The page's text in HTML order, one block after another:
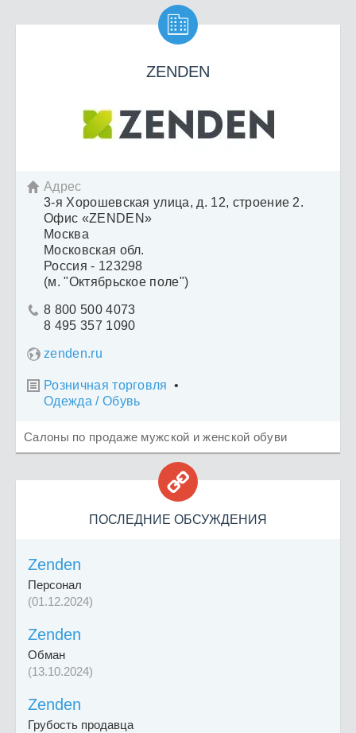

ZENDEN
 Адрес
3-я Хорошевская улица, д. 12, строение 2.
Офис «ZENDEN»
Москва
Московская обл.
Россия - 123298
(м. "Октябрьское поле")
 8 800 500 4073
8 495 357 1090
zenden.ru
 Розничная торговля •
Одежда / Обувь
Салоны по продаже мужской и женской обуви

ПОСЛЕДНИЕ ОБСУЖДЕНИЯ
Zenden
Персонал
(01.12.2024)
Zenden
Обман
(13.10.2024)
Zenden
Грубость продавца